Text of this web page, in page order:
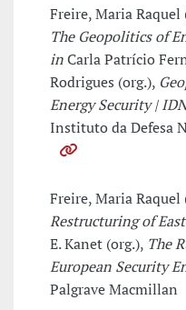
Freire, Maria Raquel
The Geopolitics of
inCarla Patrício
Rodrigues (org.),
Energy Security |
Instituto da Defesa
Freire, Maria Raquel
Restructuring of
E. Kanet (org.), The
European Security
Palgrave Macmillan